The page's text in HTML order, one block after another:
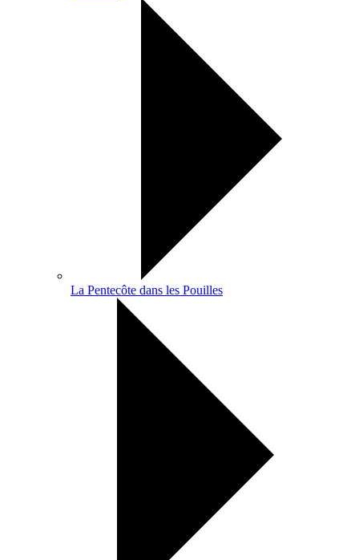
La Pentecôte dans les Pouilles